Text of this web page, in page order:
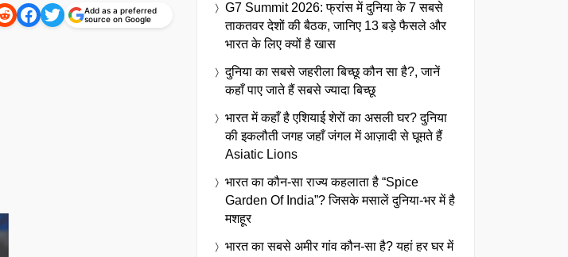
Add as a preferred
source on Google
G7 Summit 2026: फ्रांस में दुनिया के 7 सबसे
ताकतवर देशों की बैठक, जानिए 13 बड़े फैसले और
भारत के लिए क्यों है खास
दुनिया का सबसे जहरीला बिच्छू कौन सा है?, जानें
कहाँ पाए जाते हैं सबसे ज्यादा बिच्छू
भारत में कहाँ है एशियाई शेरों का असली घर? दुनिया
की इकलौती जगह जहाँ जंगल में आज़ादी से घूमते हैं
Asiatic Lions
भारत का कौन-सा राज्य कहलाता है “Spice
Garden Of India”? जिसके मसालें दुनिया-भर में है
मशहूर
भारत का सबसे अमीर गांव कौन-सा है? यहां हर घर में